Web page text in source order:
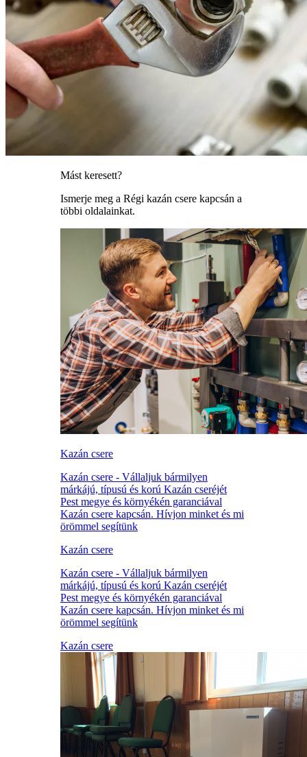
Mást keresett?
Ismerje meg a Régi kazán csere kapcsán a
többi oldalainkat.
Kazán csere
Kazán csere - Vállaljuk bármilyen
márkájú, típusú és korú Kazán cseréjét
Pest megye és környékén garanciával
Kazán csere kapcsán. Hívjon minket és mi
örömmel segítünk
Kazán csere
Kazán csere - Vállaljuk bármilyen
márkájú, típusú és korú Kazán cseréjét
Pest megye és környékén garanciával
Kazán csere kapcsán. Hívjon minket és mi
örömmel segítünk
Kazán csere